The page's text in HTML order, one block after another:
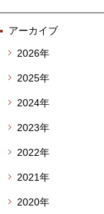
アーカイブ
2026年
2025年
2024年
2023年
2022年
2021年
2020年